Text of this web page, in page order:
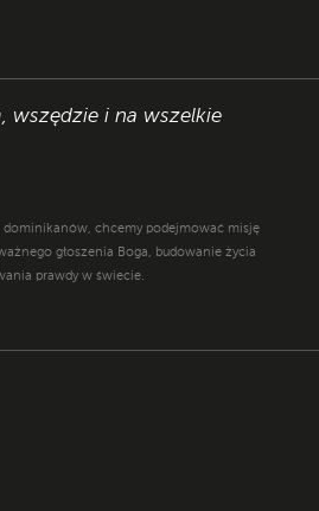
wszędzie i na wszelkie
chcemy podejmować misję
głoszenia Boga, budowanie życia
prawdy w świecie.